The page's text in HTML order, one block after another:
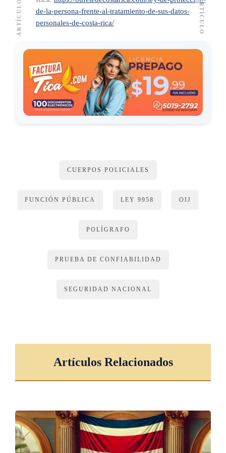
ARTÍCULO 7
Autorización
Para la aplicación del examen psicofisiológico de polígrafo,
la persona que acceda voluntariamente a dicha prueba deberá
manifestar su consentimiento expreso de forma escrita y
previo a su realización.
recibirá explicación previa acerca del funcionamiento del
de impugnación de los resultados.
realizará un informe personalizado.
Confidencialidad de la información
El procedimiento preservará la confidencialidad de la persona
garantías previstas en la Constitución Política y el
ordenamiento jurídico vigente. Asimismo, cumplirá con lo
establecido en la Ley 8968, Protección de la Persona frente al
de-la-persona-frente-al-tratamiento-de-sus-datos-
personales-de-costa-rica/
CUERPOS POLICIALES
FUNCIÓN PÚBLICA LEY 9958 OIJ
POLÍGRAFO
PRUEBA DE CONFIABILIDAD
SEGURIDAD NACIONAL
Artículos Relacionados